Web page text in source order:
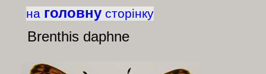
на головну сторінку
Brenthis daphne